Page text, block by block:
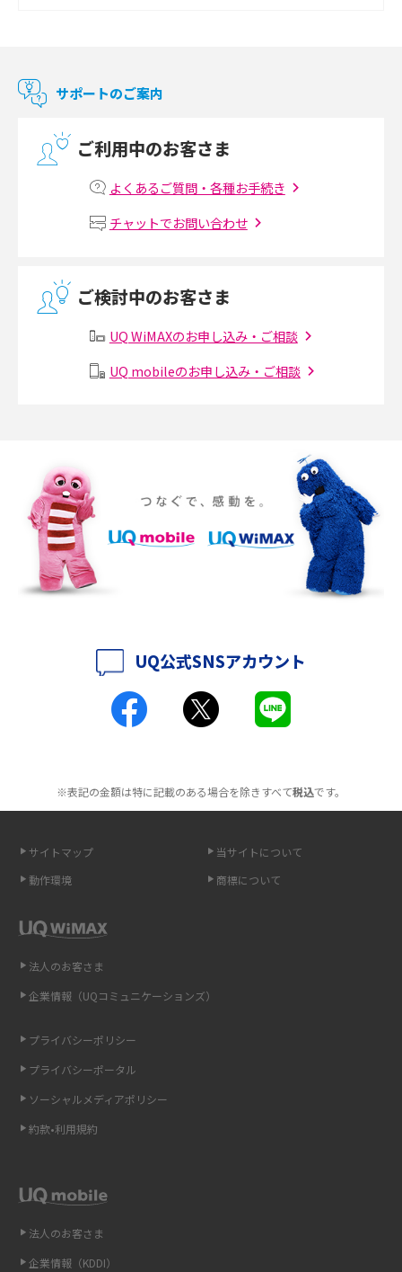
マンションで使えるWi-Fiは？種類ごとの特徴や選び方を紹介
マンションで光回線の利用を始める手順は？設備状況の確認方法も解説
Wi-Fiルーターの設定方法をわかりやすく解説！事前に準備すべきものも紹
無線LANとは？メリット・デメリットや接続方法を解説
メッシュWi-Fiとは？仕組みやメリット・デメリット、中継機との違いを解
ポケット型Wi-Fiをレンタルするメリットとは？選び方や向いている方の特
徴も紹介
持ち運びできるポケット型Wi-Fiのおススメの選び方は？メリット・デメリ
ットも紹介
ポケット型Wi-Fiとは？通信の仕組みやメリット・デメリットを解説
工事不要！置くだけWi-Fiの特徴は？メリット・デメリットや選び方を解説
介
ポケット型Wi-Fi（モバイルWi-Fi）とは？おススメする方の特徴や選び方を
点も解説
ギガバイト（GB）とは？1GBの目安やギガが足りない時の対処法を紹介
Wi-Fi 6とは？Wi-Fi 5との違いやメリットと注意点、規格の種類も解説
光ファイバーとは？仕組みやメリット・デメリットを初心者向けにわかり
サポートのご案内
ご利用中のお客さま
よくあるご質問・各種お手続き
チャットでお問い合わせ
ご検討中のお客さま
UQ WiMAXのお申し込み・ご相談
UQ mobileのお申し込み・ご相談
UQ公式SNSアカウント
※表記の金額は特に記載のある場合を除きすべて税込です。
サイトマップ
当サイトについて
動作環境
商標について
法人のお客さま
企業情報（KDDI）
法人のお客さま
企業情報（UQコミュニケーションズ）
プライバシーポリシー
プライバシーポータル
ソーシャルメディアポリシー
約款•利用規約